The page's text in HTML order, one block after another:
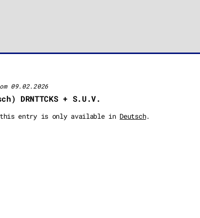
09.02.2026
DRNTTCKS + S.U.V.
entry is only available in Deutsch.